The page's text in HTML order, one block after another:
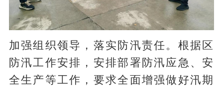
加强组织领导，落实防汛责任。根据区
防汛工作安排，安排部署防汛应急、安
全生产等工作，要求全面增强做好汛期